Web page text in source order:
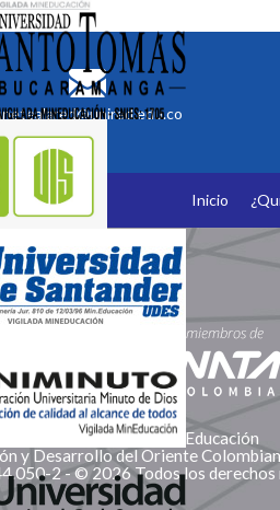
Inicio
Miembros
Red de Instituciones de Educación
y Desarrollo del Oriente
2 - © 2026 Todos los derechos